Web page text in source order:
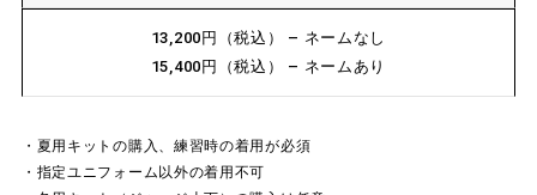
13,200円（税込） – ネームなし
15,400円（税込） – ネームあり
・夏用キットの購入、練習時の着用が必須
・指定ユニフォーム以外の着用不可